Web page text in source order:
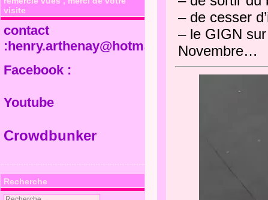
visite
contact
:henry.arthenay@hotmail.fr
Facebook :
Youtube
Crowdbunker
Recherche
– de cesser
– le GIGN
Novembre…